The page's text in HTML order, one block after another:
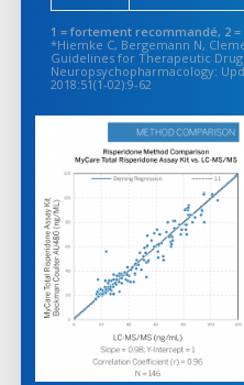
1 = fortement recommandé, 2
*Hiemke C, Bergemann N,
Guidelines for Therapeutic
Neuropsychopharmacology:
2018:51(1-02):9-62